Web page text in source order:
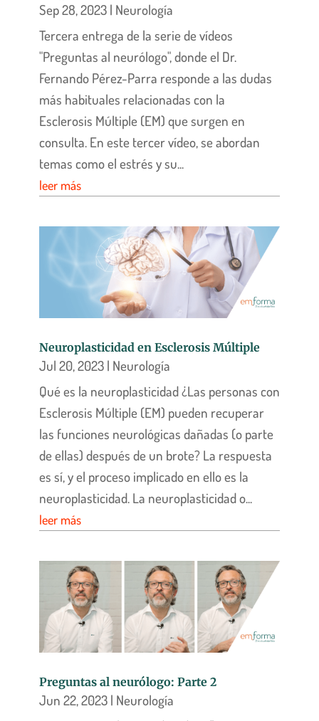
Sep 28, 2023| Neurología
Tercera entrega de la serie de vídeos
"Preguntas al neurólogo", donde el Dr.
Fernando Pérez-Parra responde a las dudas
más habituales relacionadas con la
Esclerosis Múltiple (EM) que surgen en
consulta. En este tercer vídeo, se abordan
temas como el estrés y su...
leer más
Neuroplasticidad en Esclerosis Múltiple
Jul 20, 2023| Neurología
Qué es la neuroplasticidad ¿Las personas con
Esclerosis Múltiple (EM) pueden recuperar
las funciones neurológicas dañadas (o parte
de ellas) después de un brote? La respuesta
es sí, y el proceso implicado en ello es la
neuroplasticidad. La neuroplasticidad o...
leer más
Preguntas al neurólogo: Parte 2
Jun 22, 2023| Neurología